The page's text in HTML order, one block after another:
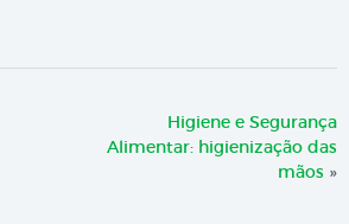
Higiene e Segurança
Alimentar: higienização das
mãos »